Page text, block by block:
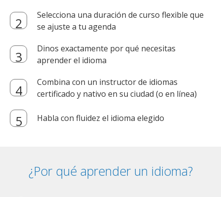
Selecciona una duración de curso flexible que
se ajuste a tu agenda
Dinos exactamente por qué necesitas
aprender el idioma
Combina con un instructor de idiomas
certificado y nativo en su ciudad (o en línea)
Habla con fluidez el idioma elegido
¿Por qué aprender un idioma?